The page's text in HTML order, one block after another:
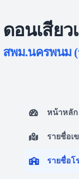
ดอนเสีย
สพม.นครพนม (
หน้าหลัก
รายชื่อเ
รายชื่อโ